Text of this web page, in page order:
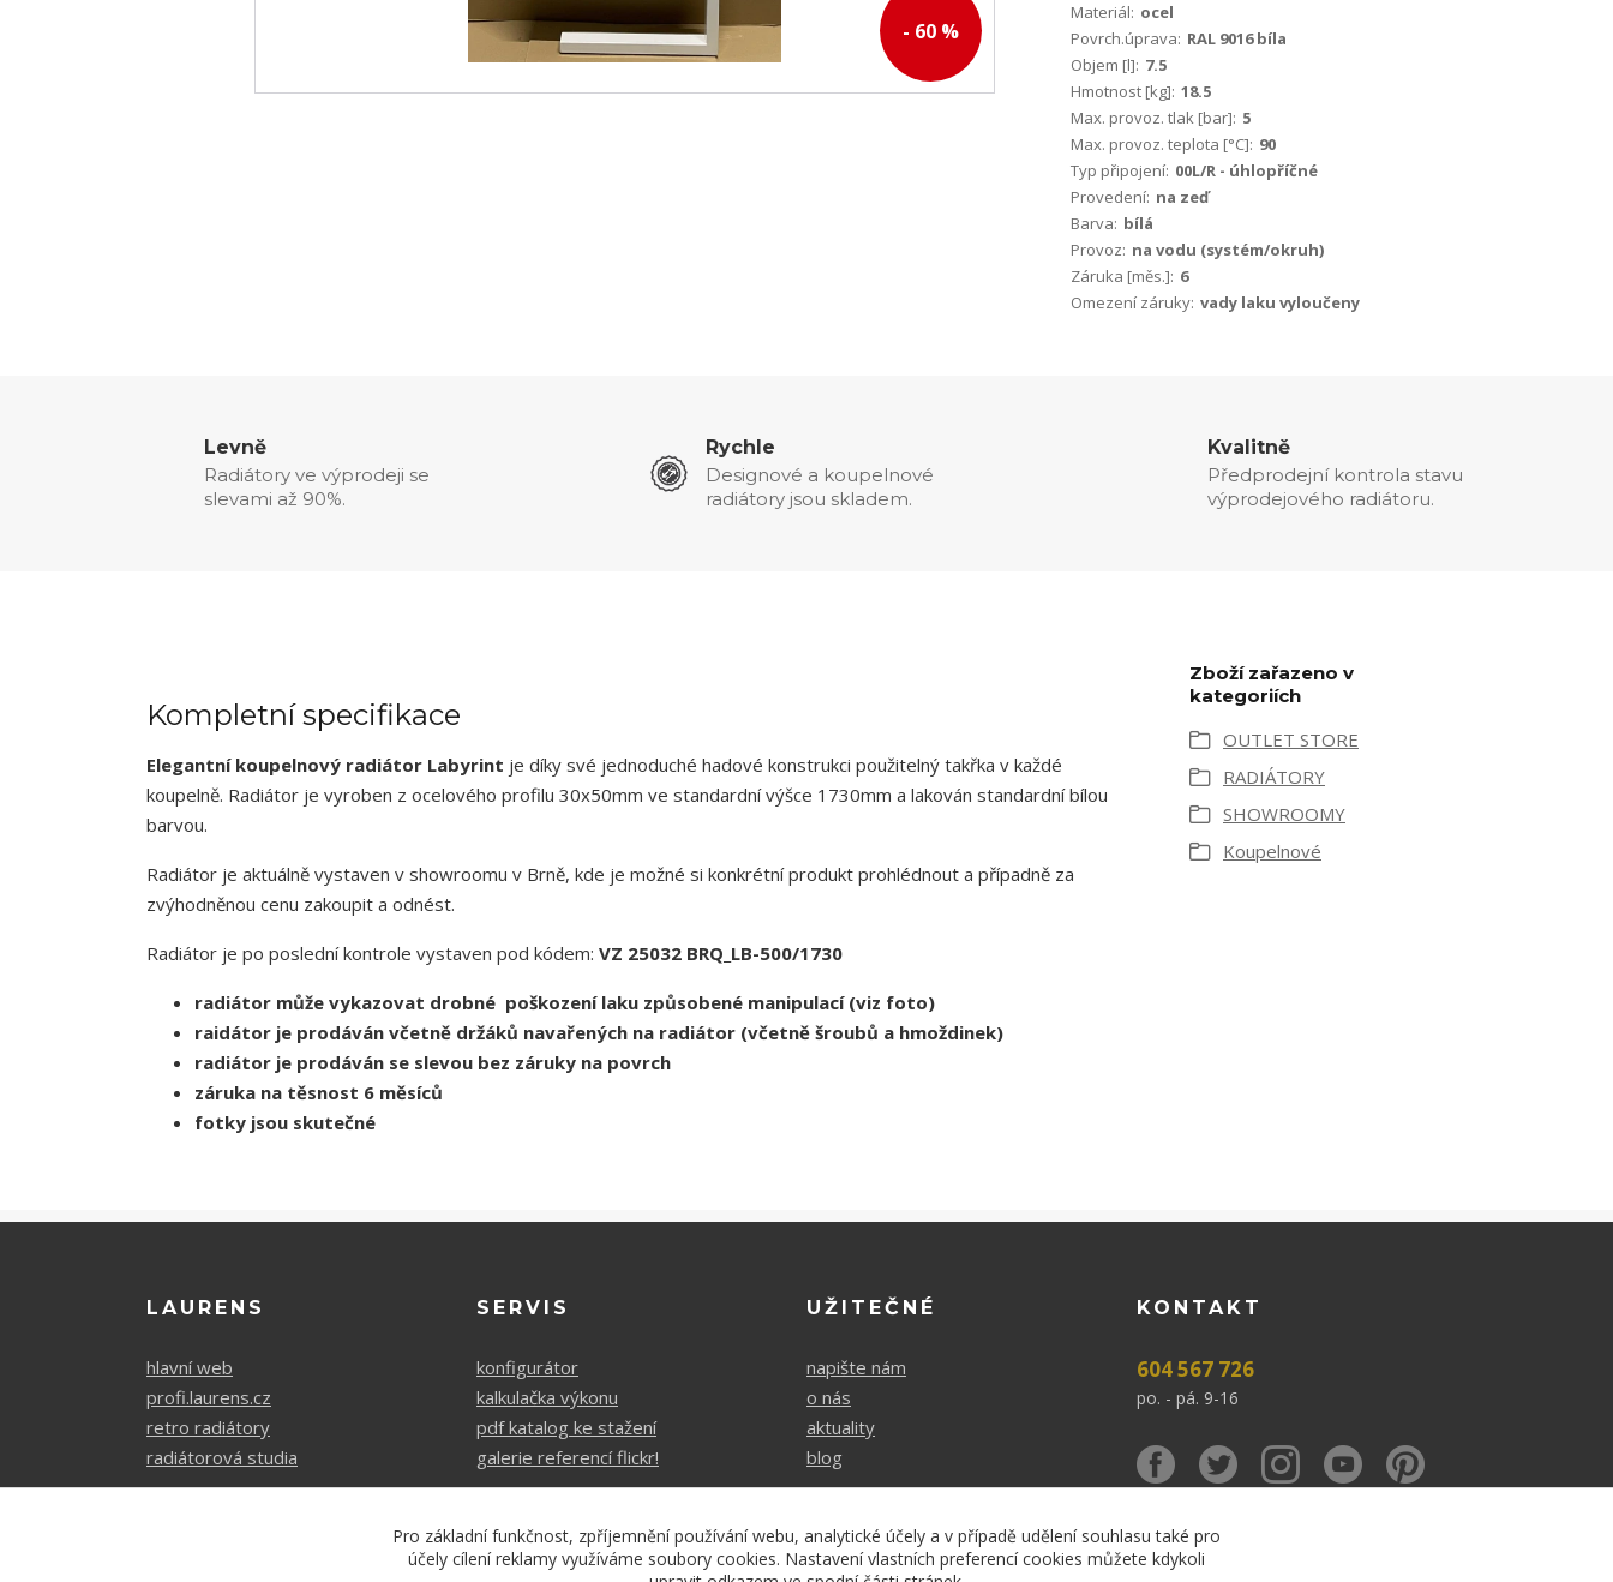
- 60 %
Materiál: ocel
Povrch.úprava: RAL 9016 bíla
Objem [l]: 7.5
Hmotnost [kg]: 18.5
Max. provoz. tlak [bar]: 5
Max. provoz. teplota [°C]: 90
Typ připojení: 00L/R - úhlopříčné
Provedení: na zeď
Barva: bílá
Provoz: na vodu (systém/okruh)
Záruka [měs.]: 6
Omezení záruky: vady laku vyloučeny
Levně
Radiátory ve výprodeji se
slevami až 90%.
Rychle
Designové a koupelnové
radiátory jsou skladem.
Kvalitně
Předprodejní kontrola stavu
výprodejového radiátoru.
Kompletní specifikace
Elegantní koupelnový radiátor Labyrint je díky své jednoduché hadové konstrukci použitelný takřka v každé
koupelně. Radiátor je vyroben z ocelového profilu 30x50mm ve standardní výšce 1730mm a lakován standardní bílou
barvou.
Radiátor je aktuálně vystaven v showroomu v Brně, kde je možné si konkrétní produkt prohlédnout a případně za
zvýhodněnou cenu zakoupit a odnést.
Radiátor je po poslední kontrole vystaven pod kódem: VZ 25032 BRQ_LB-500/1730
radiátor může vykazovat drobné poškození laku způsobené manipulací (viz foto)
raidátor je prodáván včetně držáků navařených na radiátor (včetně šroubů a hmoždinek)
radiátor je prodáván se slevou bez záruky na povrch
záruka na těsnost 6 měsíců
fotky jsou skutečné
Zboží zařazeno v
kategoriích
OUTLET STORE
RADIÁTORY
SHOWROOMY
Koupelnové
LAURENS
hlavní web
profi.laurens.cz
retro radiátory
radiátorová studia
SERVIS
konfigurátor
kalkulačka výkonu
pdf katalog ke stažení
galerie referencí flickr!
UŽITEČNÉ
napište nám
o nás
aktuality
blog
KONTAKT
604 567 726
po. - pá. 9-16
Pro základní funkčnost, zpříjemnění používání webu, analytické účely a v případě udělení souhlasu také pro
účely cílení reklamy využíváme soubory cookies. Nastavení vlastních preferencí cookies můžete kdykoli